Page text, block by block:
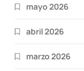
mayo 2026
abril 2026
marzo 2026